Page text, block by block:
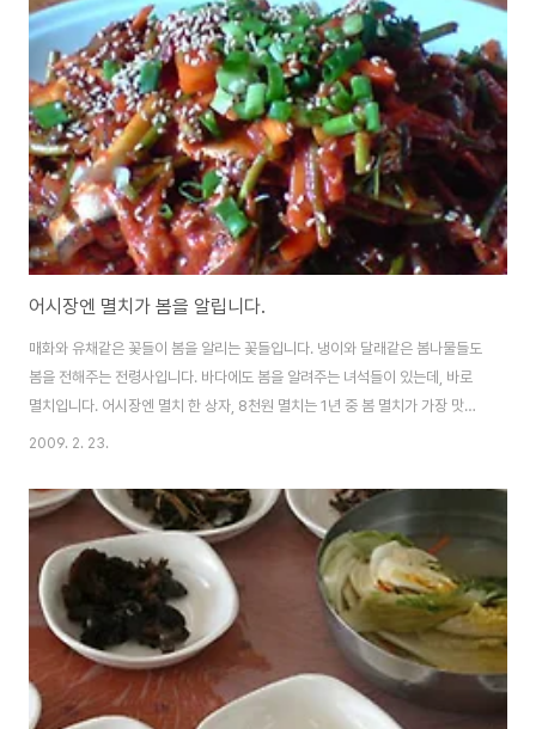
'태백산맥문학관' ⑤ 1박 2일에도 나온 남도여행 별미 '꼬막' ⑥ 햇빛 팔아서 한
달에 2천만원 번다 저희 일행은 다음날 벌교 태백산맥문학관을 구경하고 '꼬막
정식'을 먹기로 하고, 첫 날 저녁식사 메뉴로 장뚱어 매운탕을 선택하였습..
어시장엔 멸치가 봄을 알립니다.
매화와 유채같은 꽃들이 봄을 알리는 꽃들입니다. 냉이와 달래같은 봄나물들도
봄을 전해주는 전령사입니다. 바다에도 봄을 알려주는 녀석들이 있는데, 바로
멸치입니다. 어시장엔 멸치 한 상자, 8천원 멸치는 1년 중 봄 멸치가 가장 맛있
다고 합니다. 지난주 마산 어시장에도 봄멸치가 나왔습니다. 제가 자주가는 단
셨다고 합니다. 2월 들어서면서 멸치가 나오기 시작했는데, 최근들어 공급량이
늘어나면서 값도 많이 내려갔다고 하더군요. 금요일마다 장소를 바꿔가면서 점
심밥을 함께 먹는 모임이 있는데, 지지난주에는 멸치쌈밥하는 집에서 모임을
하였고, 지난주에는 사진에 보시는 것처럼 멸치회를 먹었습니다. 멸치회는 잘
다듬는 것이 중요하답니다. 마침 ..
2009. 2. 23.